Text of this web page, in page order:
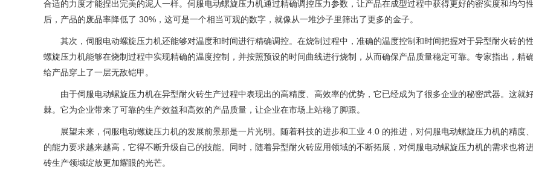
合适的力度才能捏出完美的泥人一样。伺服电动螺旋压力机通过精确调控压力参数，让产品在成型过程中获得更好的密实度和均匀
后，产品的废品率降低了 30%，这可是一个相当可观的数字，就像从一堆沙子里筛出了更多的金子。
其次，伺服电动螺旋压力机还能够对温度和时间进行精确调控。在烧制过程中，准确的温度控制和时间把握对于异型耐火砖的
螺旋压力机能够在烧制过程中实现精确的温度控制，并按照预设的时间曲线进行烧制，从而确保产品质量稳定可靠。专家指出，精
给产品穿上了一层无敌铠甲。
由于伺服电动螺旋压力机在异型耐火砖生产过程中表现出的高精度、高效率的优势，它已经成为了很多企业的秘密武器。这
棘。它为企业带来了可靠的生产效益和高效的产品质量，让企业在市场上站稳了脚跟。
展望未来，伺服电动螺旋压力机的发展前景那是一片光明。随着科技的进步和工业 4.0 的推进，对伺服电动螺旋压力机的精
的能力要求越来越高，它得不断升级自己的技能。同时，随着异型耐火砖应用领域的不断拓展，对伺服电动螺旋压力机的需求也将
砖生产领域绽放更加耀眼的光芒。